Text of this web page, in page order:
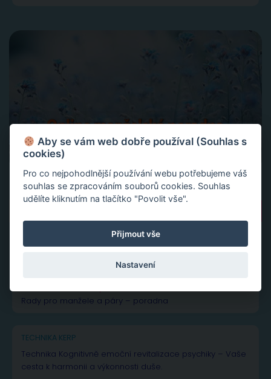
Vyhledávání
NEJČTENĚJŠÍ PŘÍSPĚVKY A ČLÁNKY
Rady pro manžele a páry – poradna
TECHNIKA KERP
Technika Kognitivně emoční revitalizace psychiky – Vaše
cesta k harmonii a výkonnosti duše.
Aby se vám web dobře používal (Souhlas s
cookies)
Pro co nejpohodlnější používání webu potřebujeme váš
souhlas se zpracováním souborů cookies. Souhlas
udělíte kliknutím na tlačítko "Povolit vše".
Přijmout vše
Nastavení